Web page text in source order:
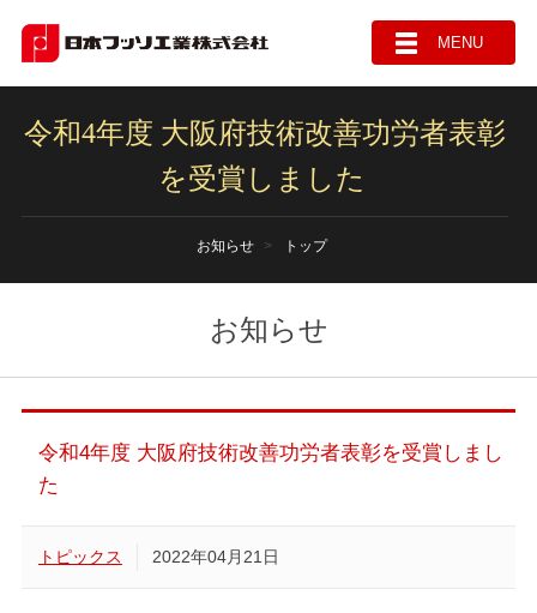
MENU
令和4年度 大阪府技術改善功労者表彰
を受賞しました
お知らせ トップ
お知らせ
令和4年度 大阪府技術改善功労者表彰を受賞しまし
た
トピックス 2022年04月21日